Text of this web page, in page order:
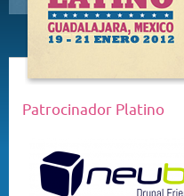
Patrocinador Platino